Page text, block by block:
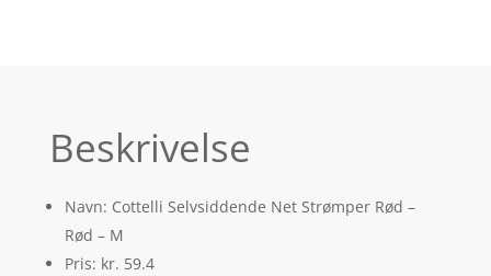
Beskrivelse
Navn: Cottelli Selvsiddende Net Strømper Rød –
Rød – M
Pris: kr. 59.4